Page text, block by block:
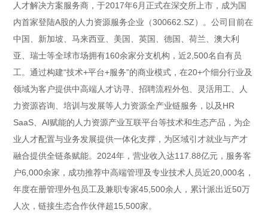
人才解决方案服务商，于2017年6月正式在深交所上市，成为国
内首家登陆A股的人力资源服务企业（300662.SZ）。公司目前在
中国、新加坡、马来西亚、美国、英国、德国、荷兰、澳大利
亚、瑞士等全球市场拥有160余家分支机构，近2,500名自有员
工。通过构建“技术+平台+服务”的商业模式，在20+个细分行业及
领域为客户提供中高端人才访寻、招聘流程外包、灵活用工、人
力资源咨询、培训与发展等人力资源全产业链服务，以及HR
SaaS、AI赋能的人力资源产业互联平台等技术和生态产品，为企
业人才配置与业务发展提供一体化支撑，为区域引才就业与产才
融合提供全链条赋能。2024年，营业收入达117.88亿元，服务客
户6,000余家，成功推荐中高端管理及专业技术人员近20,000名，
年度在册管理外包员工及兼职专家45,500余人，累计派出近50万
人次，链接生态合作伙伴超15,500家。